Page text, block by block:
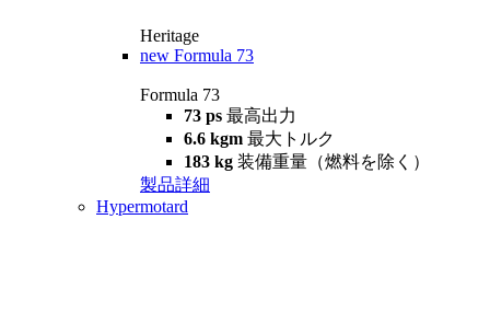
Heritage
new Formula 73
Formula 73
73 ps 最高出力
6.6 kgm 最大トルク
183 kg 装備重量（燃料を除く）
製品詳細
Hypermotard